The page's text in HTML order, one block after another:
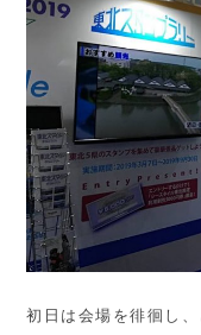
初日は会場を徘徊し